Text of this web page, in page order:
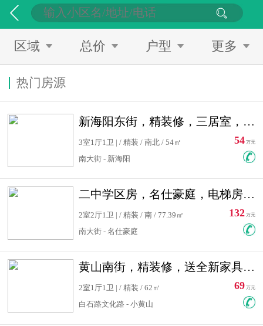
区域 总价 户型 更多
热门房源
新海阳东街，精装修，三居室，南北通透，拎包入住，单价低
3室1厅1卫 | / 精装 / 南北 / 54㎡
南大街 - 新海阳
54 万元
二中学区房，名仕豪庭，电梯房，双南卧室，单价低，急售
2室2厅1卫 | / 精装 / 南 / 77.39㎡
南大街 - 名仕豪庭
132 万元
黄山南街，精装修，送全新家具，看房有钥匙，实用面积大
2室1厅1卫 | / 精装 / 62㎡
白石路文化路 - 小黄山
69 万元